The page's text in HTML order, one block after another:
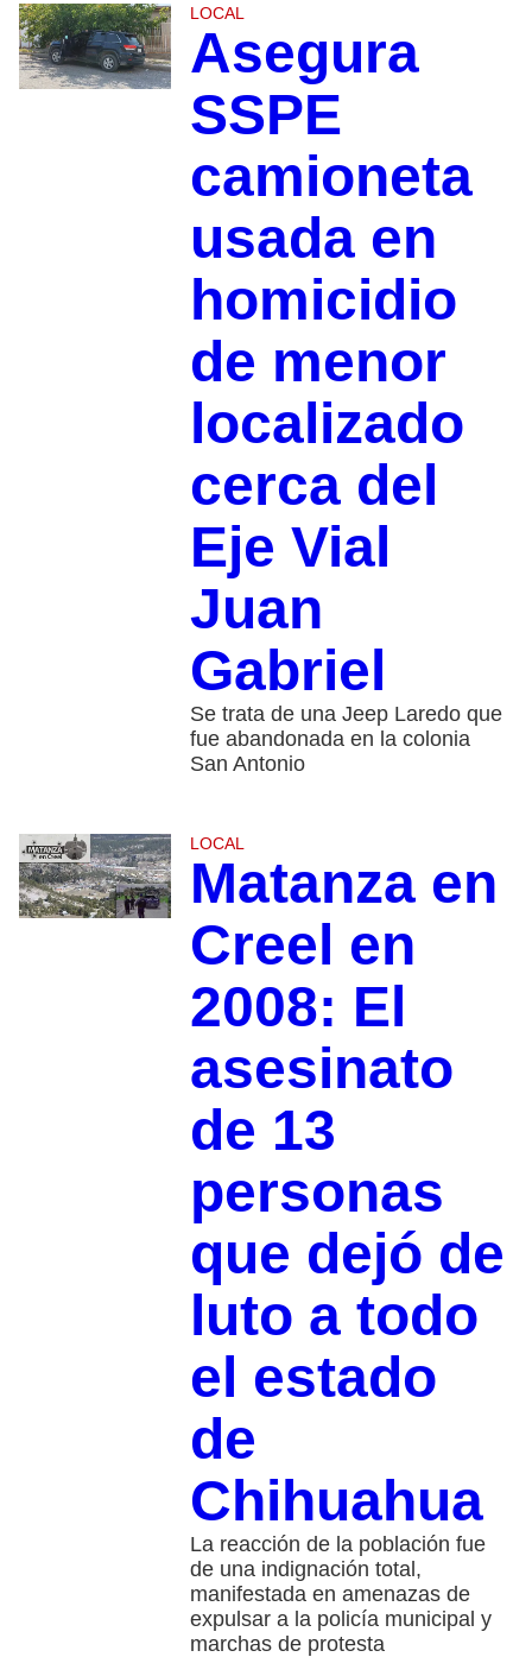
LOCAL
Asegura
SSPE
camioneta
usada en
homicidio
de menor
localizado
cerca del
Eje Vial
Juan
Gabriel
Se trata de una Jeep Laredo que
fue abandonada en la colonia
San Antonio
LOCAL
Matanza en
Creel en
2008: El
asesinato
de 13
personas
que dejó de
luto a todo
el estado
de
Chihuahua
La reacción de la población fue
de una indignación total,
manifestada en amenazas de
expulsar a la policía municipal y
marchas de protesta